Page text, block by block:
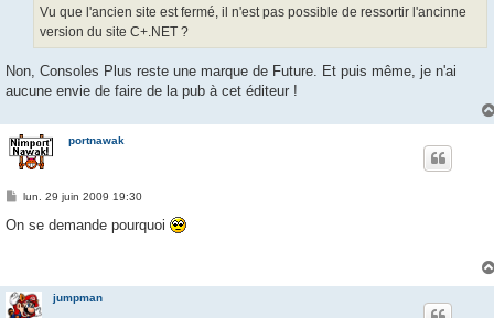
Vu que l'ancien site est fermé, il n'est pas possible de ressortir l'ancinne
version du site C+.NET ?
Non, Consoles Plus reste une marque de Future. Et puis même, je n'ai
aucune envie de faire de la pub à cet éditeur !
portnawak
M
s
lun. 29 juin 2009 19:30
On se demande pourquoi
jumpman